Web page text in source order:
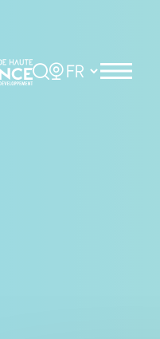
Rechercher
Choisir la langue